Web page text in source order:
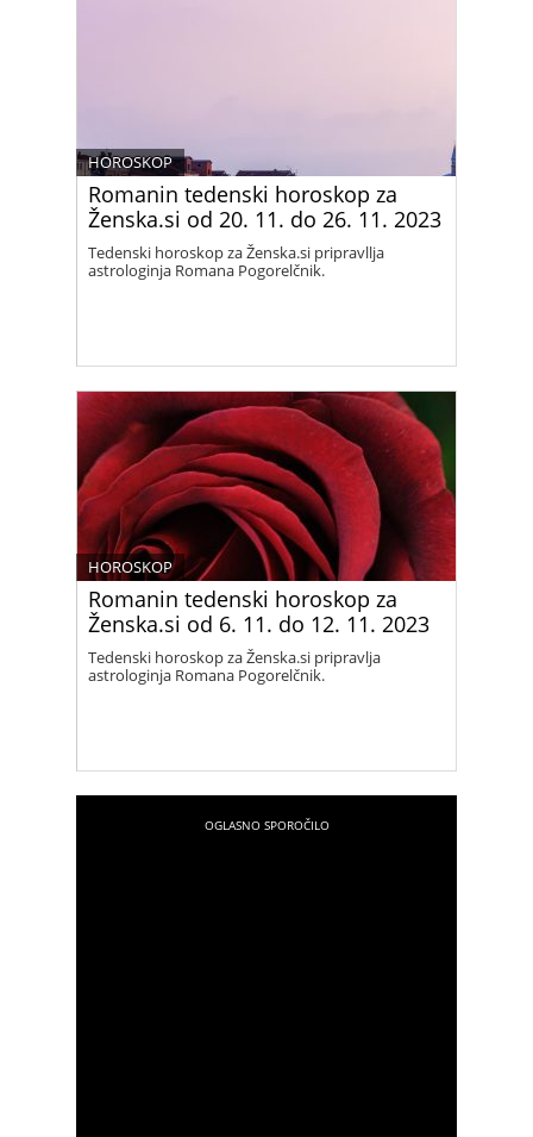
Romanin tedenski horoskop za
Ženska.si od 20. 11. do 26. 11. 2023
HOROSKOP
Tedenski horoskop za Ženska.si pripravllja
astrologinja Romana Pogorelčnik.
Romanin tedenski horoskop za
Ženska.si od 6. 11. do 12. 11. 2023
HOROSKOP
Tedenski horoskop za Ženska.si pripravlja
astrologinja Romana Pogorelčnik.